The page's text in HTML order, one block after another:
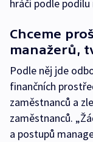
hráči podle
Chceme
manažerů,
Podle něj jde
finančních
zaměstnanců a
zaměstnanců.
a postupů